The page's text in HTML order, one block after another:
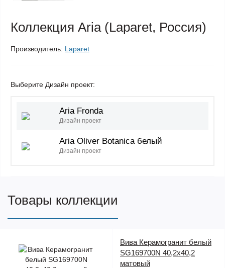
Коллекция Aria (Laparet, Россия)
Производитель: Laparet
Выберите Дизайн проект:
Aria Fronda
Дизайн проект
Aria Oliver Botanica белый
Дизайн проект
Товары коллекции
Вива Керамогранит белый
SG169700N 40,2х40,2
матовый